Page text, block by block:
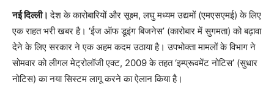
नई दिल्ली।देश के कारोबारियों और सूक्ष्म, लघु मध्यम उद्यमों (एमएसएमई) के लिए
एक राहत भरी खबर है। ‘ईज ऑफ डूइंग बिजनेस’ (कारोबार में सुगमता) को बढ़ावा
देने के लिए सरकार ने एक अहम कदम उठाया है। उपभोक्ता मामलों के विभाग ने
सोमवार को लीगल मेट्रोलॉजी एक्ट, 2009 के तहत ‘इम्प्रूवमेंट नोटिस’ (सुधार
नोटिस) का नया सिस्टम लागू करने का ऐलान किया है।